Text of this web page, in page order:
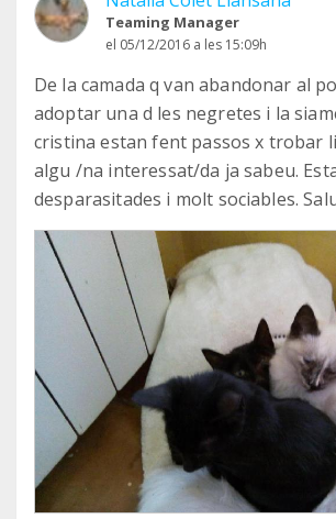
Teaming Manager
el 05/12/2016 a les 15:09h
De la camada q van abandonar al
adoptar una d les negretes i la
cristina estan fent passos x trobar
algu /na interessat/da ja sabeu.
desparasitades i molt sociables.